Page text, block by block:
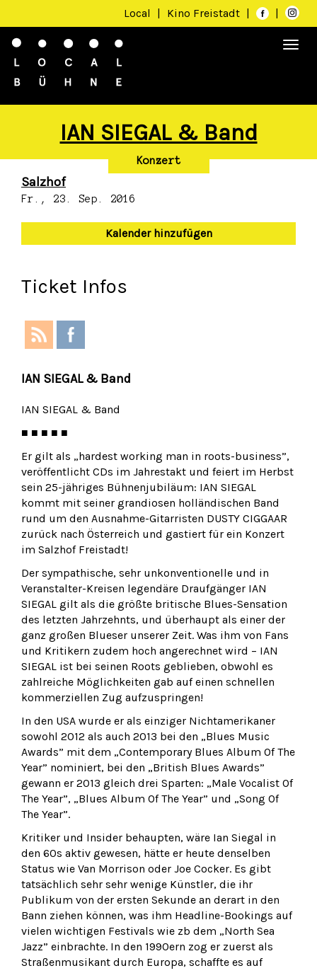
Local | Kino Freistadt | |
IAN SIEGAL & Band
Konzert
Salzhof
Fr., 23. Sep. 2016
Kalender hinzufügen
Ticket Infos
IAN SIEGAL & Band
IAN SIEGAL & Band
■ ■ ■ ■ ■
Er gilt als „hardest working man in roots-business”,
veröffentlicht CDs im Jahrestakt und feiert im Herbst
sein 25-jähriges Bühnenjubiläum: IAN SIEGAL
kommt mit seiner grandiosen holländischen Band
rund um den Ausnahme-Gitarristen DUSTY CIGGAAR
zurück nach Österreich und gastiert für ein Konzert
im Salzhof Freistadt!
Der sympathische, sehr unkonventionelle und in
Veranstalter-Kreisen legendäre Draufgänger IAN
SIEGAL gilt als die größte britische Blues-Sensation
des letzten Jahrzehnts, und überhaupt als einer der
ganz großen Blueser unserer Zeit. Was ihm von Fans
und Kritikern zudem hoch angerechnet wird – IAN
SIEGAL ist bei seinen Roots geblieben, obwohl es
zahlreiche Möglichkeiten gab auf einen schnellen
kommerziellen Zug aufzuspringen!
In den USA wurde er als einziger Nichtamerikaner
sowohl 2012 als auch 2013 bei den „Blues Music
Awards” mit dem „Contemporary Blues Album Of The
Year” nominiert, bei den „British Blues Awards”
gewann er 2013 gleich drei Sparten: „Male Vocalist Of
The Year”, „Blues Album Of The Year” und „Song Of
The Year”.
Kritiker und Insider behaupten, wäre Ian Siegal in
den 60s aktiv gewesen, hätte er heute denselben
Status wie Van Morrison oder Joe Cocker. Es gibt
tatsächlich sehr sehr wenige Künstler, die ihr
Publikum von der ersten Sekunde an derart in den
Bann ziehen können, was ihm Headline-Bookings auf
vielen wichtigen Festivals wie zb dem „North Sea
Jazz” einbrachte. In den 1990ern zog er zuerst als
Straßenmusikant durch Europa, schaffte es auf